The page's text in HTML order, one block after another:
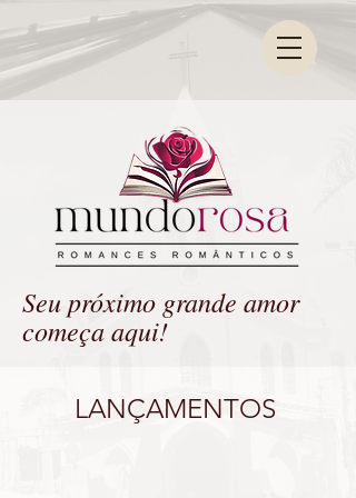
Seu próximo grande amor
começa aqui!
LANÇAMENTOS